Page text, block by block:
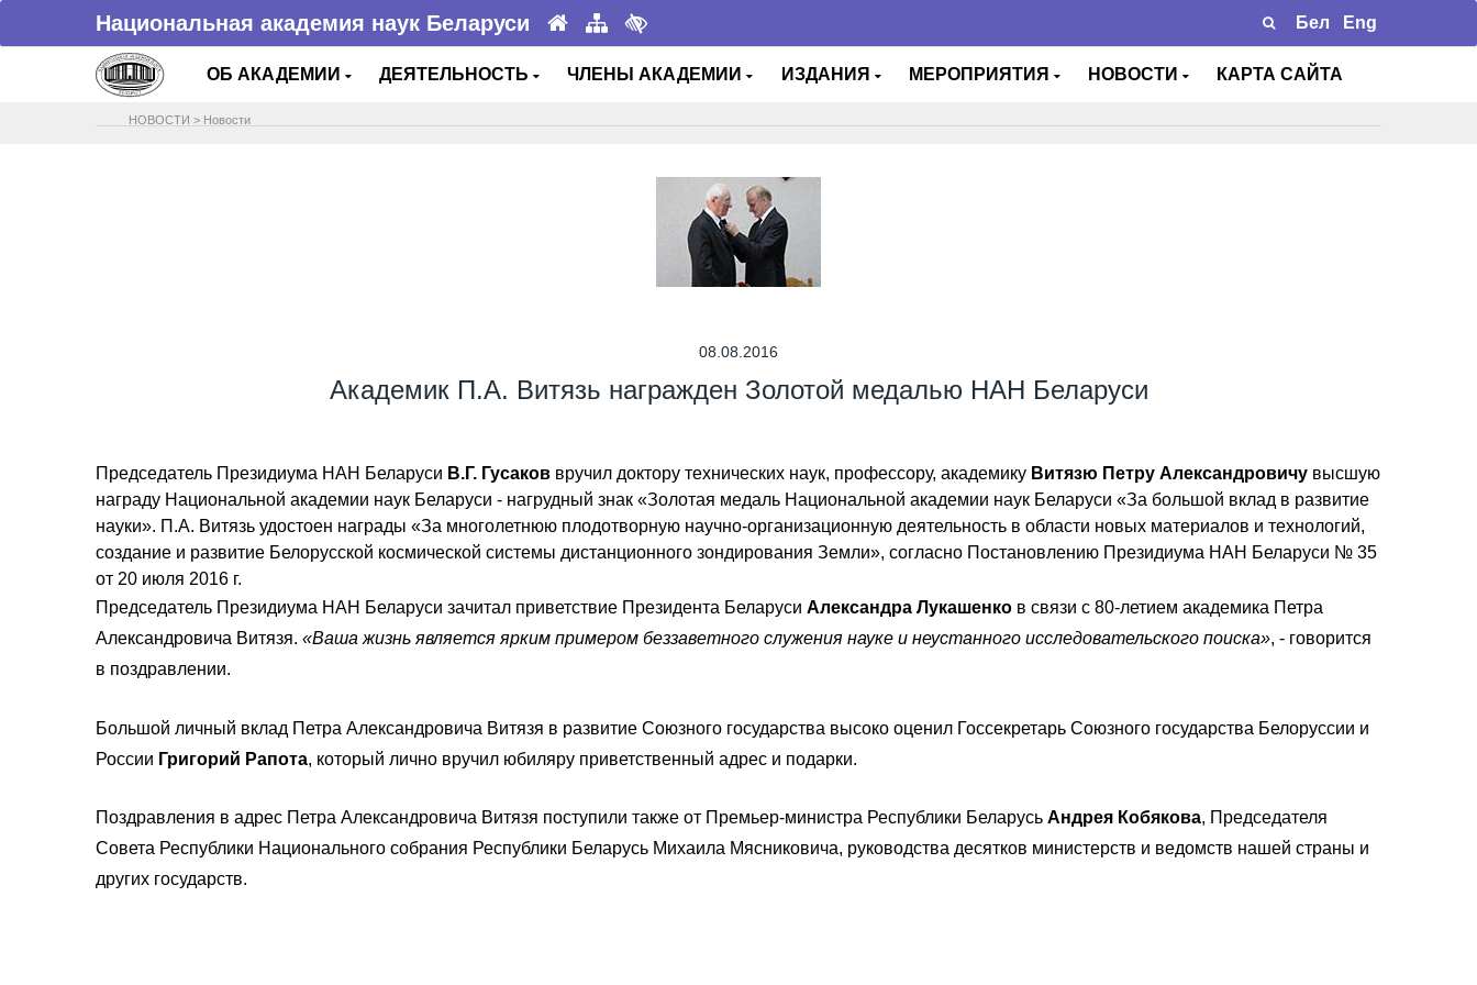
Национальная академия наук Беларуси Бел Eng
ОБ АКАДЕМИИ ДЕЯТЕЛЬНОСТЬ ЧЛЕНЫ АКАДЕМИИ ИЗДАНИЯ МЕРОПРИЯТИЯ НОВОСТИ КАРТА САЙТА
НОВОСТИ > Новости
08.08.2016
Академик П.А. Витязь награжден Золотой медалью НАН Беларуси
Председатель Президиума НАН Беларуси В.Г. Гусаков вручил доктору технических наук, профессору, академику Витязю Петру Александровичу высшую
награду Национальной академии наук Беларуси - нагрудный знак «Золотая медаль Национальной академии наук Беларуси «За большой вклад в развитие
науки». П.А. Витязь удостоен награды «За многолетнюю плодотворную научно-организационную деятельность в области новых материалов и технологий,
создание и развитие Белорусской космической системы дистанционного зондирования Земли», согласно Постановлению Президиума НАН Беларуси № 35
от 20 июля 2016 г.
Председатель Президиума НАН Беларуси зачитал приветствие Президента Беларуси Александра Лукашенко в связи с 80-летием академика Петра
Александровича Витязя. «Ваша жизнь является ярким примером беззаветного служения науке и неустанного исследовательского поиска», - говорится
в поздравлении.
Большой личный вклад Петра Александровича Витязя в развитие Союзного государства высоко оценил Госсекретарь Союзного государства Белоруссии и
России Григорий Рапота, который лично вручил юбиляру приветственный адрес и подарки.
Поздравления в адрес Петра Александровича Витязя поступили также от Премьер-министра Республики Беларусь Андрея Кобякова, Председателя
Совета Республики Национального собрания Республики Беларусь Михаила Мясниковича, руководства десятков министерств и ведомств нашей страны и
других государств.